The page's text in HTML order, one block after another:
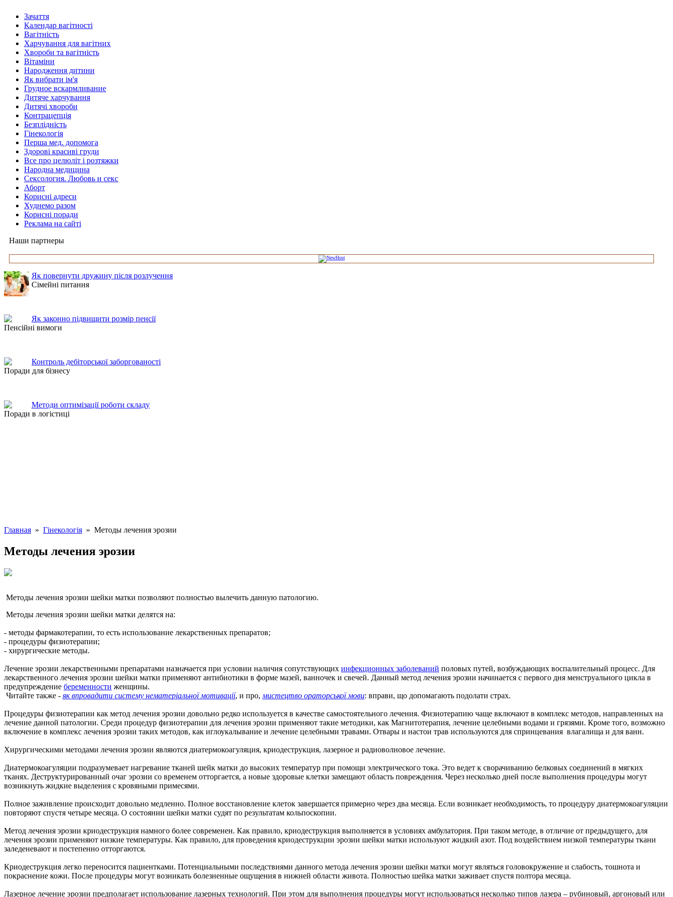
Зачаття
Календар вагітності
Вагітність
Харчування для вагітних
Хвороби та вагітність
Вітаміни
Народження дитини
Як вибрати ім'я
Грудное вскармливание
Дитяче харчування
Дитячі хвороби
Контрацепція
Безплідність
Гінекологія
Перша мед. допомога
Здорові красиві груди
Все про целюліт і розтяжки
Народна медицина
Сексология. Любовь и секс
Аборт
Корисні адреси
Худнемо разом
Корисні поради
Реклама на сайті
Наши партнеры
Як повернути дружину після розлучення
Сімейні питання
Як законно підвищити розмір пенсії
Пенсійні вимоги
Контроль дебіторської заборгованості
Поради для бізнесу
Методи оптимізації роботи складу
Поради в логістиці
Главная » Гінекологія » Методы лечения эрозии
Методы лечения эрозии
Методы лечения эрозии шейки матки позволяют полностью вылечить данную патологию.
Методы лечения эрозии шейки матки делятся на:
- методы фармакотерапии, то есть использование лекарственных препаратов;
- процедуры физиотерапии;
- хирургические методы.
Лечение эрозии лекарственными препаратами назначается при условии наличия сопутствующих инфекционных заболеваний половых путей, возбуждающих воспалительный процесс. Для
лекарственного лечения эрозии шейки матки применяют антибиотики в форме мазей, ванночек и свечей. Данный метод лечения эрозии начинается с первого дня менструального цикла в
предупреждение беременности женщины.
Читайте также - як впровадити систему нематеріальної мотивації, и про, мистецтво ораторської мови: вправи, що допомагають подолати страх.
Процедуры физиотерапии как метод лечения эрозии довольно редко используется в качестве самостоятельного лечения. Физиотерапию чаще включают в комплекс методов, направленных на
лечение данной патологии. Среди процедур физиотерапии для лечения эрозии применяют такие методики, как Магнитотерапия, лечение целебными водами и грязями. Кроме того, возможно
включение в комплекс лечения эрозии таких методов, как иглоукалывание и лечение целебными травами. Отвары и настои трав используются для спринцевания влагалища и для ванн.
Хирургическими методами лечения эрозии являются диатермокоагуляция, криодеструкция, лазерное и радиоволновое лечение.
Диатермокоагуляции подразумевает нагревание тканей шейк матки до высоких температур при помощи электрического тока. Это ведет к сворачиванию белковых соединений в мягких
тканях. Деструктурированный очаг эрозии со временем отторгается, а новые здоровые клетки замещают область повреждения. Через несколько дней после выполнения процедуры могут
возникнуть жидкие выделения с кровяными примесями.
Полное заживление происходит довольно медленно. Полное восстановление клеток завершается примерно через два месяца. Если возникает необходимость, то процедуру диатермокоагуляции
повторяют спустя четыре месяца. О состоянии шейки матки судят по результатам кольпоскопии.
Метод лечения эрозии криодеструкция намного более современен. Как правило, криодеструкция выполняется в условиях амбулатория. При таком методе, в отличие от предыдущего, для
лечения эрозии применяют низкие температуры. Как правило, для проведения криодеструкции эрозии шейки матки используют жидкий азот. Под воздействием низкой температуры ткани
заледеневают и постепенно отторгаются.
Криодеструкция легко переносится пациентками. Потенциальными последствиями данного метода лечения эрозии шейки матки могут являться головокружение и слабость, тошнота и
покраснение кожи. После процедуры могут возникать болезненные ощущения в нижней области живота. Полностью шейка матки заживает спустя полтора месяца.
Лазерное лечение эрозии предполагает использование лазерных технологий. При этом для выполнения процедуры могут использоваться несколько типов лазера – рубиновый, аргоновый или